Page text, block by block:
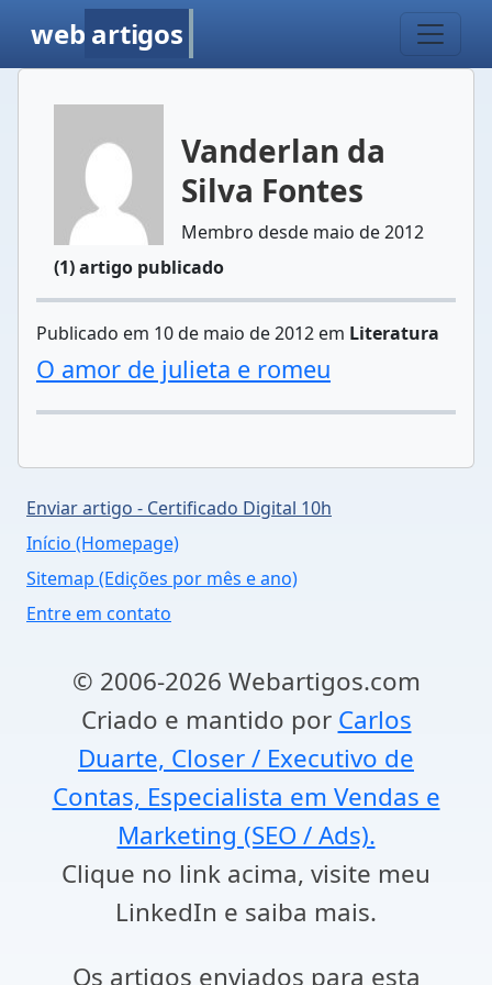
web artigos
Vanderlan da
Silva Fontes
Membro desde maio de 2012
(1) artigo publicado
Publicado em 10 de maio de 2012 em Literatura
O amor de julieta e romeu
Enviar artigo - Certificado Digital 10h
Início (Homepage)
Sitemap (Edições por mês e ano)
Entre em contato
© 2006-2026 Webartigos.com
Criado e mantido por Carlos
Duarte, Closer / Executivo de
Contas, Especialista em Vendas e
Marketing (SEO / Ads).
Clique no link acima, visite meu
LinkedIn e saiba mais.
Os artigos enviados para esta